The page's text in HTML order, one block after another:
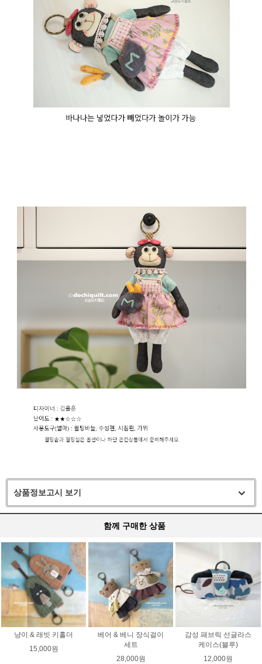
상품정보고시 보기
함께 구매한 상품
냥이 & 래빗 키홀더
15,000원
베어 & 베니 장식걸이
세트
28,000원
감성 패브릭 선글라스
케이스(블루)
12,000원